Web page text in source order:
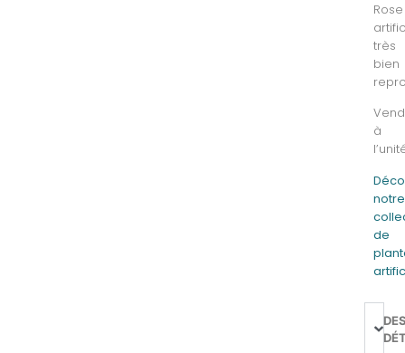
Rose
très
bien
à
notre
de